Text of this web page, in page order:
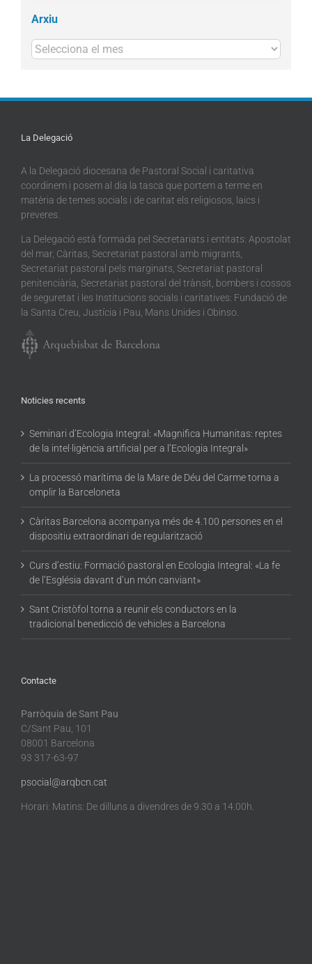
Arxiu
Arxius
La Delegació
A la Delegació diocesana de Pastoral Social i caritativa
coordinem i posem al dia la tasca que portem a terme en
matèria de temes socials i de caritat els religiosos, laics i
preveres.
La Delegació està formada pel Secretariats i entitats: Apostolat
del mar, Càritas, Secretariat pastoral amb migrants,
Secretariat pastoral pels marginats, Secretariat pastoral
penitenciària, Secretariat pastoral del trànsit, bombers i cossos
de seguretat i les Institucions socials i caritatives: Fundació de
la Santa Creu, Justícia i Pau, Mans Unides i Obinso.
Noticies recents
Seminari d’Ecologia Integral: «Magnifica Humanitas: reptes
de la intel·ligència artificial per a l’Ecologia Integral»
La processó marítima de la Mare de Déu del Carme torna a
omplir la Barceloneta
Càritas Barcelona acompanya més de 4.100 persones en el
dispositiu extraordinari de regularització
Curs d’estiu: Formació pastoral en Ecologia Integral: «La fe
de l’Església davant d’un món canviant»
Sant Cristòfol torna a reunir els conductors en la
tradicional benedicció de vehicles a Barcelona
Contacte
Parròquia de Sant Pau
C/Sant Pau, 101
08001 Barcelona
93 317-63-97
psocial@arqbcn.cat
Horari: Matins: De dilluns a divendres de 9.30 a 14.00h.